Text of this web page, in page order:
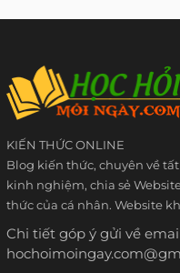
KIẾN THỨC ONLINE
Blog kiến thức, chuyên về
kinh nghiệm, chia sẻ
thức của cá nhân. Website
Chi tiết góp ý gửi về